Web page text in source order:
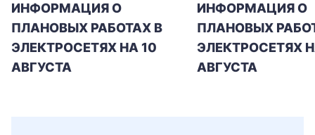
ИНФОРМАЦИЯ О
ПЛАНОВЫХ РАБОТАХ В
ЭЛЕКТРОСЕТЯХ НА 10
АВГУСТА
ИНФОРМАЦИЯ О
ПЛАНОВЫХ
ЭЛЕКТРОСЕТЯХ
АВГУСТА